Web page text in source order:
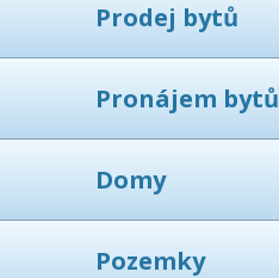
Prodej bytů
Pronájem bytů
Domy
Pozemky